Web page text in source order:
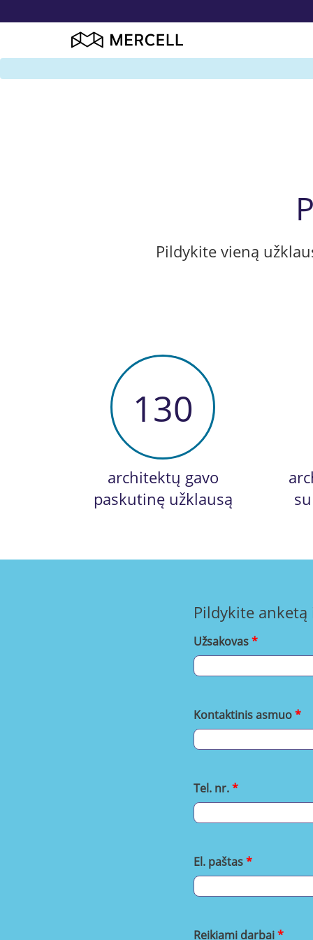
Pildykite vieną
130
architektų gavo
paskutinę užklausą
Pildykite
Užsakovas
Kontaktinis asmuo
Tel. nr.
El. paštas
Reikiami darbai